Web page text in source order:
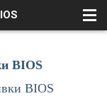
BIOS
BIOS